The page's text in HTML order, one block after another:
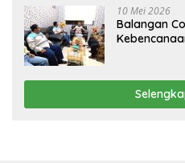
10 Mei 2026
Balangan